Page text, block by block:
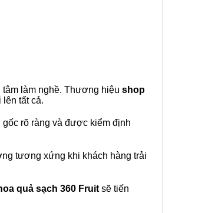
làm nghề. Thương hiệu shop
lên tất cả.
gốc rõ ràng và được kiểm định
tương xứng khi khách hàng trải
quả sạch 360 Fruit sẽ tiến